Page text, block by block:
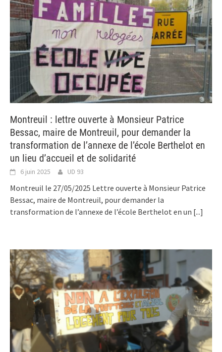
Montreuil : lettre ouverte à Monsieur Patrice
Bessac, maire de Montreuil, pour demander la
transformation de l’annexe de l’école Berthelot en
un lieu d’accueil et de solidarité
6 juin 2025 UD 93
Montreuil le 27/05/2025 Lettre ouverte à Monsieur Patrice
Bessac, maire de Montreuil, pour demander la
transformation de l’annexe de l’école Berthelot en un [...]